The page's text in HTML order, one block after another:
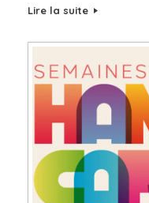
Lire la suite